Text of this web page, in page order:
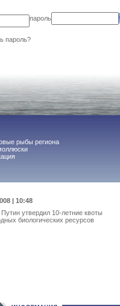
пароль
пароль?
рыбы региона
| 10:48
утвердил 10-летние квоты
биологических ресурсов